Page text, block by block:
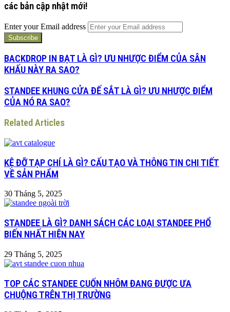
các bản cập nhật mới!
Enter your Email address
BACKDROP IN BẠT LÀ GÌ? ƯU NHƯỢC ĐIỂM CỦA SÂN
KHẤU NÀY RA SAO?
STANDEE KHUNG CỬA ĐẾ SẮT LÀ GÌ? ƯU NHƯỢC ĐIỂM
CỦA NÓ RA SAO?
Related Articles
KỆ ĐỠ TẠP CHÍ LÀ GÌ? CẤU TẠO VÀ THÔNG TIN CHI TIẾT
VỀ SẢN PHẨM
30 Tháng 5, 2025
STANDEE LÀ GÌ? DANH SÁCH CÁC LOẠI STANDEE PHỔ
BIẾN NHẤT HIỆN NAY
29 Tháng 5, 2025
TOP CÁC STANDEE CUỐN NHÔM ĐANG ĐƯỢC ƯA
CHUỘNG TRÊN THỊ TRƯỜNG